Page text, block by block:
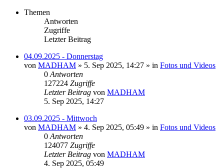
Themen
Antworten
Zugriffe
Letzter Beitrag
04.09.2025 - Donnerstag
von MADHAM » 5. Sep 2025, 14:27 » in Fotos und Videos
0 Antworten
127224 Zugriffe
Letzter Beitrag von MADHAM
5. Sep 2025, 14:27
03.09.2025 - Mittwoch
von MADHAM » 4. Sep 2025, 05:49 » in Fotos und Videos
0 Antworten
124077 Zugriffe
Letzter Beitrag von MADHAM
4. Sep 2025, 05:49